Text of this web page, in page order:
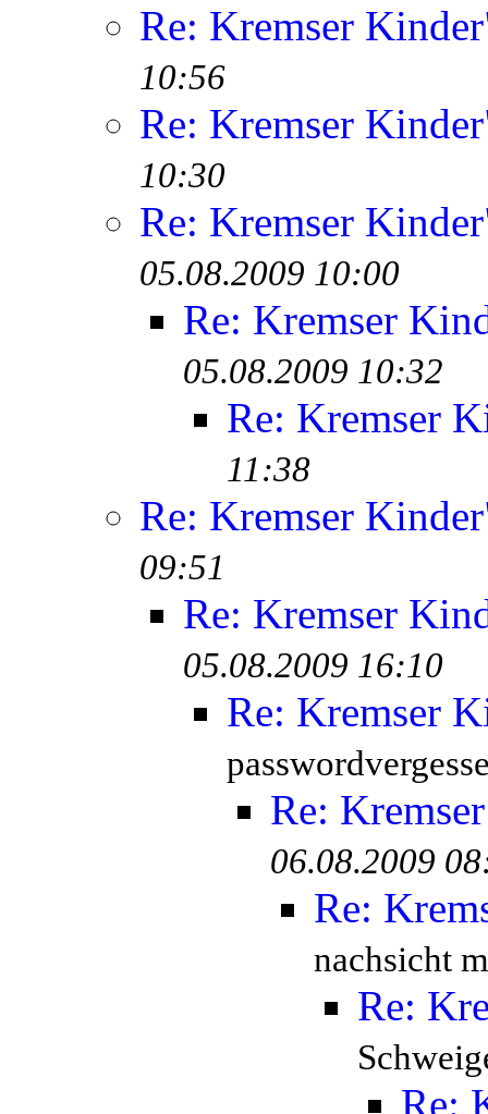
Re: Kremser
10:56
Re: Kremser
10:30
Re: Kremser
05.08.2009 10:00
Re: Kremser
05.08.2009 10:32
Re: Kremser
11:38
Re: Kremser
09:51
Re: Kremser
05.08.2009 16:10
Re: Kremser
Re:
06.08.2009
Re:
nachsicht
Re:
Re: